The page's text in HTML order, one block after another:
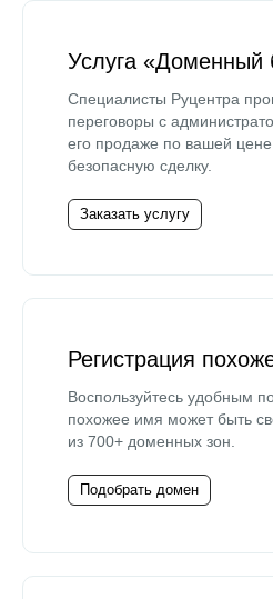
Услуга «Доменный
Специалисты Руцентра
переговоры с
его продаже по вашей
безопасную сделку.
Заказать услугу
Регистрация
Воспользуйтесь удобным
похожее имя может быть
из 700+ доменных зон.
Подобрать домен